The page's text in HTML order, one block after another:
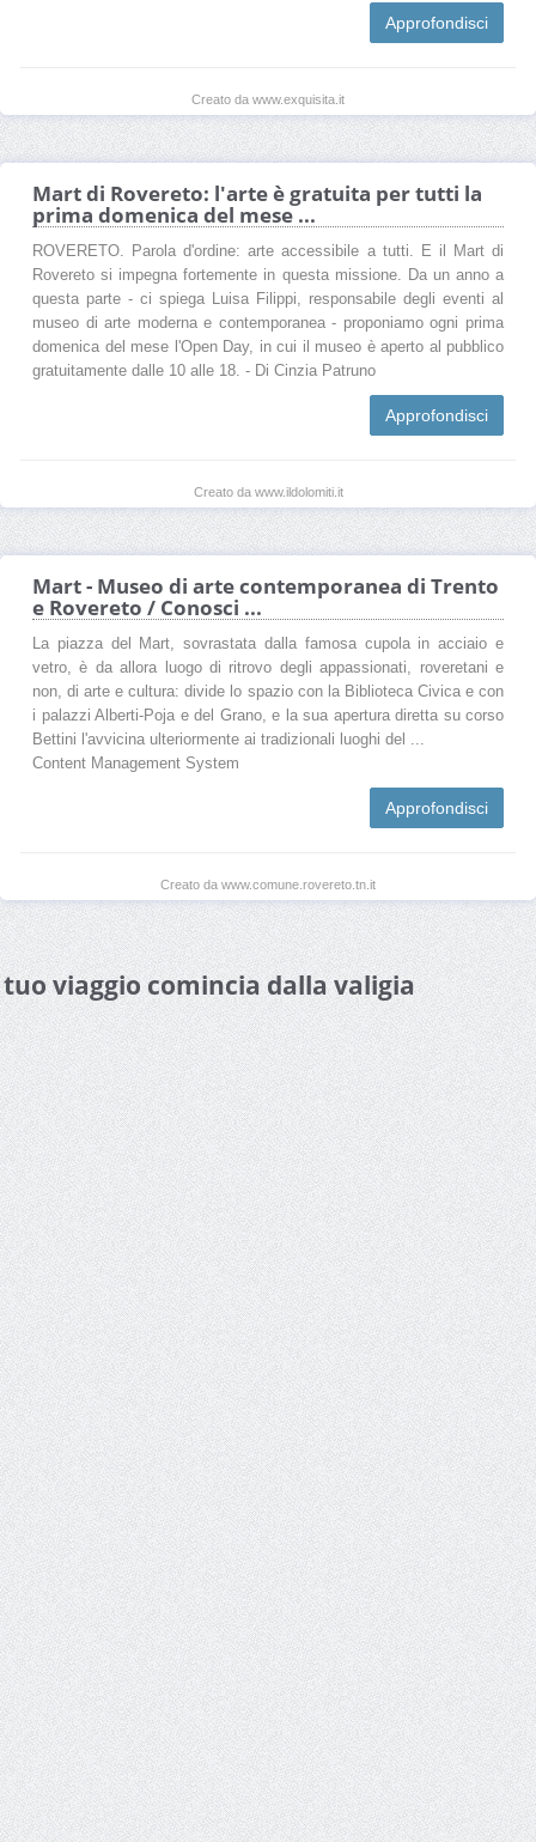
Approfondisci
Creato da www.exquisita.it
Mart di Rovereto: l'arte è gratuita per tutti la
prima domenica del mese ...
ROVERETO. Parola d'ordine: arte accessibile a tutti. E il Mart di
Rovereto si impegna fortemente in questa missione. Da un anno a
questa parte - ci spiega Luisa Filippi, responsabile degli eventi al
museo di arte moderna e contemporanea - proponiamo ogni prima
domenica del mese l'Open Day, in cui il museo è aperto al pubblico
gratuitamente dalle 10 alle 18. - Di Cinzia Patruno
Approfondisci
Creato da www.ildolomiti.it
Mart - Museo di arte contemporanea di Trento
e Rovereto / Conosci ...
La piazza del Mart, sovrastata dalla famosa cupola in acciaio e
vetro, è da allora luogo di ritrovo degli appassionati, roveretani e
non, di arte e cultura: divide lo spazio con la Biblioteca Civica e con
i palazzi Alberti-Poja e del Grano, e la sua apertura diretta su corso
Bettini l'avvicina ulteriormente ai tradizionali luoghi del ...
Content Management System
Approfondisci
Creato da www.comune.rovereto.tn.it
viaggio comincia dalla valigia